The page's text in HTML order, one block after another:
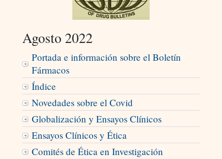
Agosto 2022
Portada e información sobre el Boletín
Fármacos
Índice
Novedades sobre el Covid
Globalización y Ensayos Clínicos
Ensayos Clínicos y Ética
Comités de Ética en Investigación